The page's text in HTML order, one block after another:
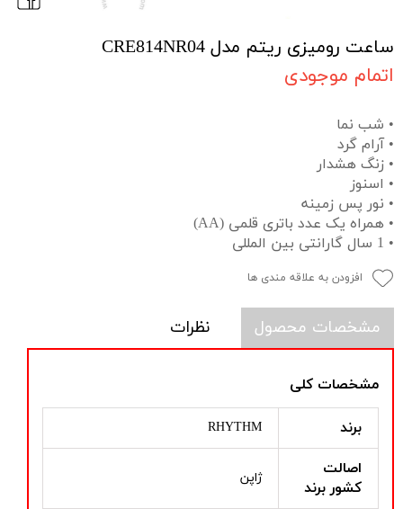
ساعت رومیزی ریتم مدل CRE814NR04
اتمام موجودی
• شب نما
• آرام گرد
• زنگ هشدار
• اسنوز
• نور پس زمینه
• همراه یک عدد باتری قلمی (AA)
• 1 سال گارانتی بین المللی
افزودن به علاقه مندی ها
مشخصات محصول نظرات
مشخصات کلی
برند RHYTHM
اصالت
کشور برند
ژاپن